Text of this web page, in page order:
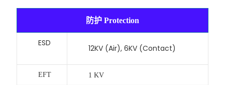
防护 Protection
ESD
12KV (Air), 6KV (Contact)
EFT 1 KV